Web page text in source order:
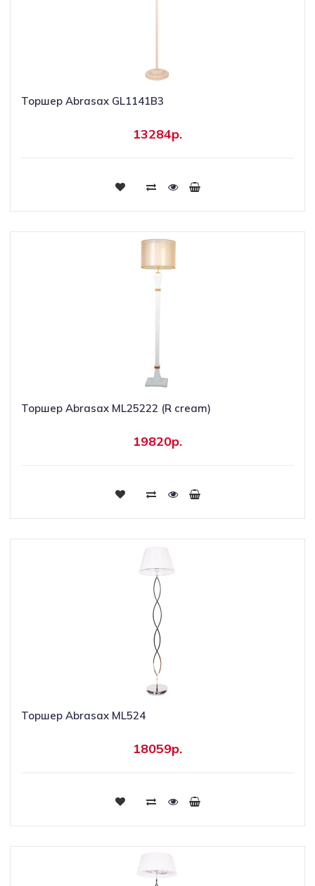
Торшер Abrasax GL1141B3
13284р.
Купить
Торшер Abrasax ML25222 (R cream)
19820р.
Купить
Торшер Abrasax ML524
18059р.
Купить